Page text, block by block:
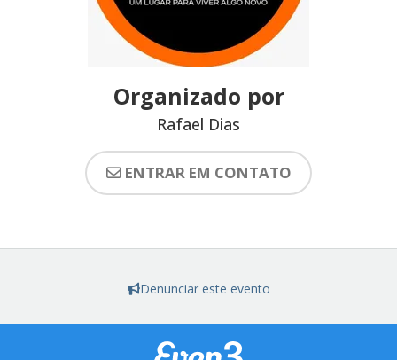
Organizado por
Rafael Dias
ENTRAR EM CONTATO
Denunciar este evento